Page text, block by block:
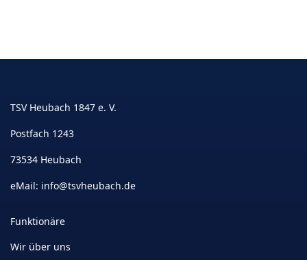
TSV Heubach 1847 e. V.
Postfach 1243
73534 Heubach
eMail: info@tsvheubach.de
Funktionäre
Wir über uns